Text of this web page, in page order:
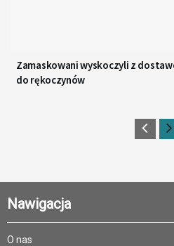
Zamaskowani wyskoczyli z
do rękoczynów
Nawigacja
O nas